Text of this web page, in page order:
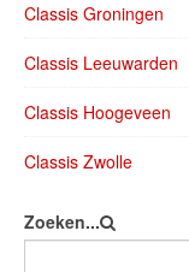
Classis Groningen
Classis Leeuwarden
Classis Hoogeveen
Classis Zwolle
Zoeken...